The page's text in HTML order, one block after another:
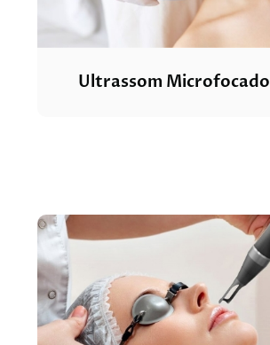
Ultrassom Microfocado